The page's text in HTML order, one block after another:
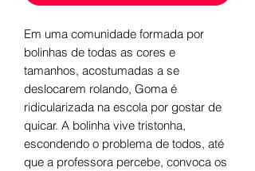
Em uma comunidade formada por
bolinhas de todas as cores e
tamanhos, acostumadas a se
deslocarem rolando, Goma é
ridicularizada na escola por gostar de
quicar. A bolinha vive tristonha,
escondendo o problema de todos, até
que a professora percebe, convoca os